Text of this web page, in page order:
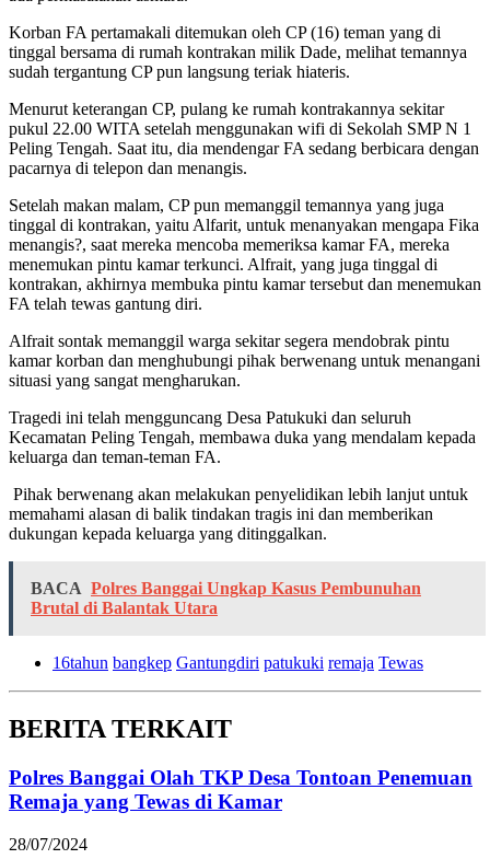
Korban FA pertamakali ditemukan oleh CP (16) teman yang di
tinggal bersama di rumah kontrakan milik Dade, melihat temannya
sudah tergantung CP pun langsung teriak hiateris.
Menurut keterangan CP, pulang ke rumah kontrakannya sekitar
pukul 22.00 WITA setelah menggunakan wifi di Sekolah SMP N 1
Peling Tengah. Saat itu, dia mendengar FA sedang berbicara dengan
pacarnya di telepon dan menangis.
Setelah makan malam, CP pun memanggil temannya yang juga
tinggal di kontrakan, yaitu Alfarit, untuk menanyakan mengapa Fika
menangis?, saat mereka mencoba memeriksa kamar FA, mereka
menemukan pintu kamar terkunci. Alfrait, yang juga tinggal di
kontrakan, akhirnya membuka pintu kamar tersebut dan menemukan
FA telah tewas gantung diri.
Alfrait sontak memanggil warga sekitar segera mendobrak pintu
kamar korban dan menghubungi pihak berwenang untuk menangani
situasi yang sangat mengharukan.
Tragedi ini telah mengguncang Desa Patukuki dan seluruh
Kecamatan Peling Tengah, membawa duka yang mendalam kepada
keluarga dan teman-teman FA.
Pihak berwenang akan melakukan penyelidikan lebih lanjut untuk
memahami alasan di balik tindakan tragis ini dan memberikan
dukungan kepada keluarga yang ditinggalkan.
BACA Polres Banggai Ungkap Kasus Pembunuhan
Brutal di Balantak Utara
16tahun bangkep Gantungdiri patukuki remaja Tewas
BERITA TERKAIT
Polres Banggai Olah TKP Desa Tontoan Penemuan
Remaja yang Tewas di Kamar
28/07/2024